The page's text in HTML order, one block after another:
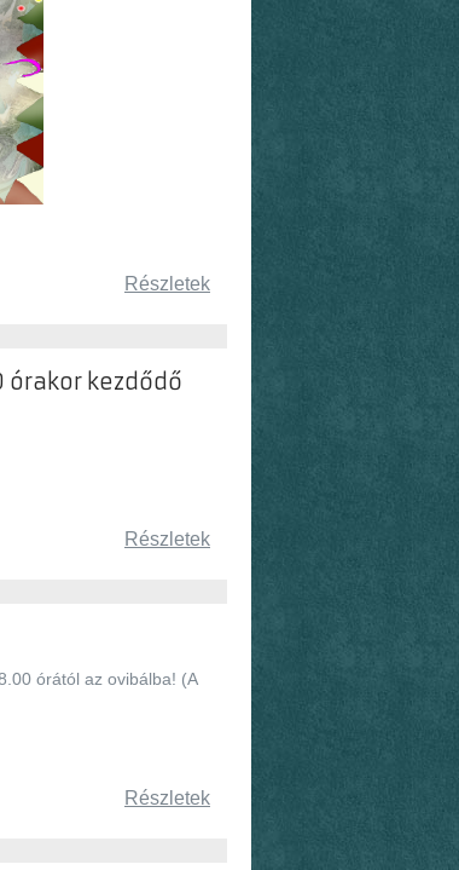
Részletek
kezdődő
Részletek
órától az ovibálba! (A
Részletek